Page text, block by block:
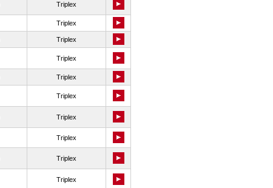
Triplex
Triplex
Triplex
Triplex
Triplex
Triplex
Triplex
Triplex
Triplex
Triplex